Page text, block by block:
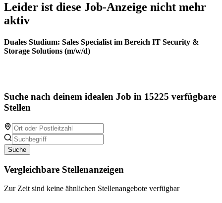
Leider ist diese Job-Anzeige nicht mehr
aktiv
Duales Studium: Sales Specialist im Bereich IT Security &
Storage Solutions (m/w/d)
Suche nach deinem idealen Job in 15225 verfügbare
Stellen
Suche
Vergleichbare Stellenanzeigen
Zur Zeit sind keine ähnlichen Stellenangebote verfügbar